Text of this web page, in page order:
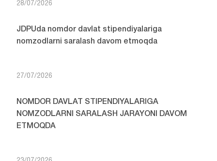
28/07/2026
JDPUda nomdor davlat stipendiyalariga
nomzodlarni saralash davom etmoqda
27/07/2026
NOMDOR DAVLAT STIPENDIYALARIGA
NOMZODLARNI SARALASH JARAYONI DAVOM
ETMOQDA